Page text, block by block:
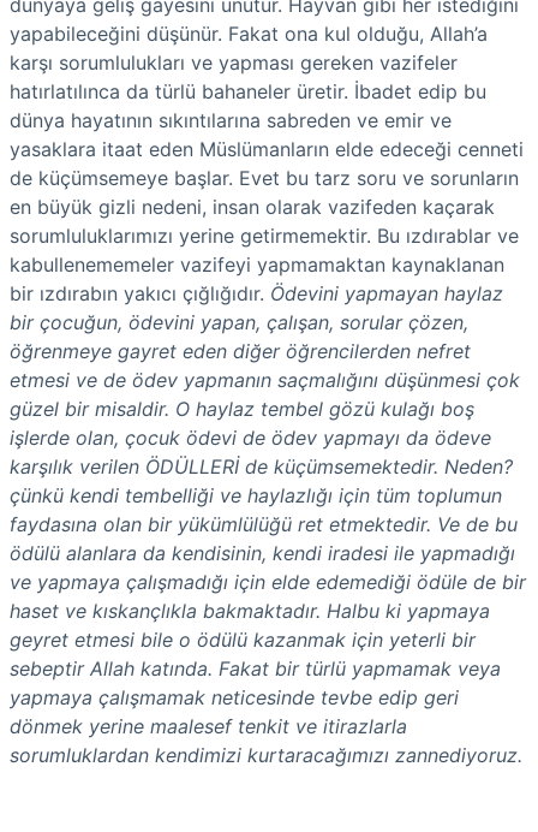
yapabileceğini düşünür. Fakat ona kul olduğu, Allah’a
karşı sorumlulukları ve yapması gereken vazifeler
hatırlatılınca da türlü bahaneler üretir. İbadet edip bu
dünya hayatının sıkıntılarına sabreden ve emir ve
yasaklara itaat eden Müslümanların elde edeceği cenneti
de küçümsemeye başlar. Evet bu tarz soru ve sorunların
en büyük gizli nedeni, insan olarak vazifeden kaçarak
sorumluluklarımızı yerine getirmemektir. Bu ızdırablar ve
kabullenememeler vazifeyi yapmamaktan kaynaklanan
bir ızdırabın yakıcı çığlığıdır. Ödevini yapmayan haylaz
bir çocuğun, ödevini yapan, çalışan, sorular çözen,
öğrenmeye gayret eden diğer öğrencilerden nefret
etmesi ve de ödev yapmanın saçmalığını düşünmesi çok
güzel bir misaldir. O haylaz tembel gözü kulağı boş
işlerde olan, çocuk ödevi de ödev yapmayı da ödeve
karşılık verilen ÖDÜLLERİ de küçümsemektedir. Neden?
çünkü kendi tembelliği ve haylazlığı için tüm toplumun
faydasına olan bir yükümlülüğü ret etmektedir. Ve de bu
ödülü alanlara da kendisinin, kendi iradesi ile yapmadığı
ve yapmaya çalışmadığı için elde edemediği ödüle de bir
haset ve kıskançlıkla bakmaktadır. Halbu ki yapmaya
geyret etmesi bile o ödülü kazanmak için yeterli bir
sebeptir Allah katında. Fakat bir türlü yapmamak veya
yapmaya çalışmamak neticesinde tevbe edip geri
dönmek yerine maalesef tenkit ve itirazlarla
sorumluklardan kendimizi kurtaracağımızı zannediyoruz.